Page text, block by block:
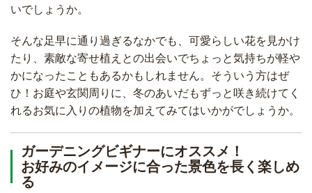
いでしょうか。
そんな足早に通り過ぎるなかでも、可愛らしい花を見かけ
たり、素敵な寄せ植えとの出会いでちょっと気持ちが軽や
かになったこともあるかもしれません。そういう方はぜ
ひ！お庭や玄関周りに、冬のあいだもずっと咲き続けてく
れるお気に入りの植物を加えてみてはいかがでしょうか。
ガーデニングビギナーにオススメ！
お好みのイメージに合った景色を長く楽しめ
る